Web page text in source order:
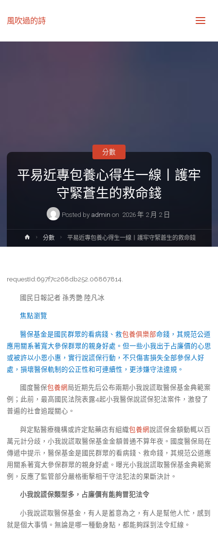
風吹過的詩
平易近專包養心得生一線丨護牢
守緊蒼生的救命錢
Posted by admin on 2026 年 2 月 2 日
分數
Home分數 平易近專包養心得生一線丨護牢守緊蒼生的救命錢
requestId:697f7c268db252.06867814.
國民日報記者 孫秀艷 陸凡冰
焦點瀏覽
醫保基金是國民群眾的看病錢、救包養俱樂部命錢，其規范公道
應用關系著寬大參保群眾的親身好處。但一些小我出于占廉價的心思
或被許以小恩小惠，實行說謊保行動，不只傷害損失全部參保人好
處，損壞醫保軌制的公正性和可連續性，更涉嫌守法違規。
國度醫保包養網局近期先后公布兩期小我說謊取醫保基金典範案
例；此前，最高國民法院表露4起小我醫保說謊保犯法案件，激發了
普遍的社會追蹤關心。
與定點醫療機構或許定點藥店有組織包養網說謊保金額動輒以百
萬元計分歧，小我說謊取醫保基金金額普通不算年夜。國度醫保局在
傳遞中提示，醫保基金是國民群眾的看病錢、救命錢，其規范公道應
用關系著寬大參保群眾的親身好處。曝光小我說謊取醫保基金典範案
例，反應了監管部分嚴格衝擊相干守法犯法的果斷決計。
小我說謊保類型多，占廉價有能夠冒犯法令
小我說謊取醫保基金，有人是蓄意為之，有人是幫他人忙，感到
就是個大事情。無論是哪一種動身點，都能夠踩到法令紅線。